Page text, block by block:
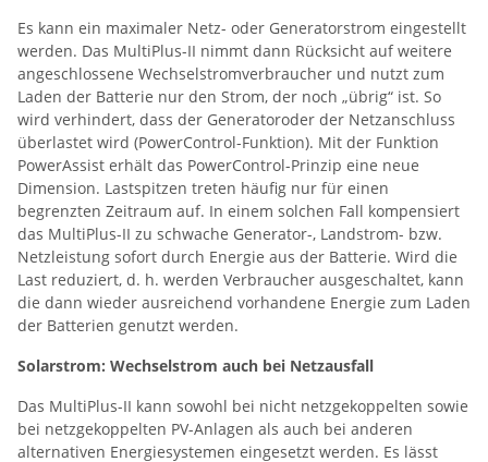
Es kann ein maximaler Netz- oder Generatorstrom eingestellt
werden. Das MultiPlus-II nimmt dann Rücksicht auf weitere
angeschlossene Wechselstromverbraucher und nutzt zum
Laden der Batterie nur den Strom, der noch „übrig“ ist. So
wird verhindert, dass der Generatoroder der Netzanschluss
überlastet wird (PowerControl-Funktion). Mit der Funktion
PowerAssist erhält das PowerControl-Prinzip eine neue
Dimension. Lastspitzen treten häufig nur für einen
begrenzten Zeitraum auf. In einem solchen Fall kompensiert
das MultiPlus-II zu schwache Generator-, Landstrom- bzw.
Netzleistung sofort durch Energie aus der Batterie. Wird die
Last reduziert, d. h. werden Verbraucher ausgeschaltet, kann
die dann wieder ausreichend vorhandene Energie zum Laden
der Batterien genutzt werden.
Solarstrom: Wechselstrom auch bei Netzausfall
Das MultiPlus-II kann sowohl bei nicht netzgekoppelten sowie
bei netzgekoppelten PV-Anlagen als auch bei anderen
alternativen Energiesystemen eingesetzt werden. Es lässt